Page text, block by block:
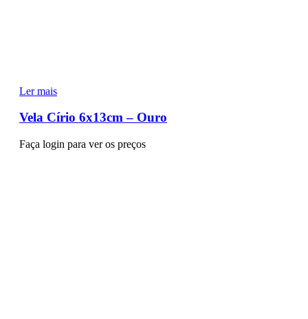
Ler mais
Vela Círio 6x13cm – Ouro
Faça login para ver os preços